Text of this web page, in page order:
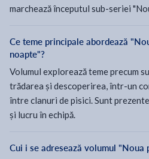
marchează începutul sub-seriei
Ce teme principale abordează
noapte"?
Volumul explorează teme precum
trădarea și descoperirea, într-un
între clanuri de pisici. Sunt
și lucru în echipă.
Cui i se adresează volumul